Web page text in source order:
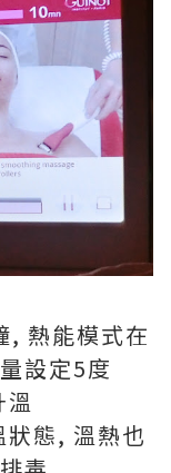
, 熱能模式在
設定5度
態, 溫熱也